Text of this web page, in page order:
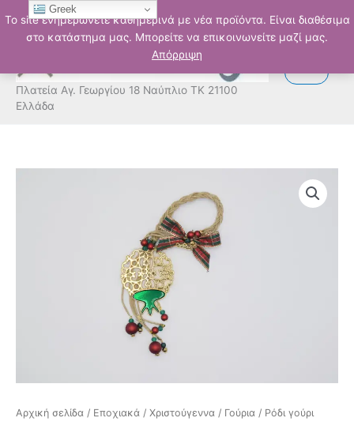
Το site ενημερώνετε καθημερινά με νέα προϊόντα. Είναι διαθέσιμα
στο κατάστημα μας. Μπορείτε να επικοινωνείτε μαζί μας.
Απόρριψη
Μετάβαση
στο
περιεχόμενο
Πλατεία Αγ. Γεωργίου 18 Ναύπλιο ΤΚ 21100
Ελλάδα
Αρχική σελίδα / Εποχιακά / Χριστούγεννα / Γούρια / Ρόδι γούρι
Greek